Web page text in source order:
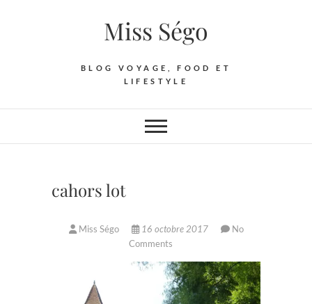
Miss Ségo
BLOG VOYAGE, FOOD ET
LIFESTYLE
cahors lot
Miss Ségo 16 octobre 2017
No
Comments